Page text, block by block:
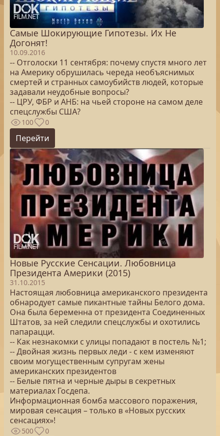
Самые Шокирующие Гипотезы. Их Не
Догонят!
10.09.2016
-- Отголоски 11 сентября: почему спустя много лет
на Америку обрушилась череда необъяснимых
смертей и странных самоубийств людей, которые
задавали неудобные вопросы?
-- ЦРУ, ФБР и АНБ: на чьей стороне на самом деле
спецслужбы США?
100 0
Перейти
Новые Русские Сенсации. Любовница
Президента Америки (2015)
31.10.2015
Настоящая любовница американского президента
обнародует самые пикантные тайны Белого дома.
Она была беременна от президента Соединенных
Штатов, за ней следили спецслужбы и охотились
папарацци.
-- Как незнакомки с улицы попадают в постель №1;
-- Двойная жизнь первых леди - с кем изменяют
своим могущественным супругам жены
американских президентов
-- Белые пятна и черные дыры в секретных
материалах Госдепа.
Информационная бомба массового поражения,
мировая сенсация – только в «Новых русских
сенсациях»!
500 0